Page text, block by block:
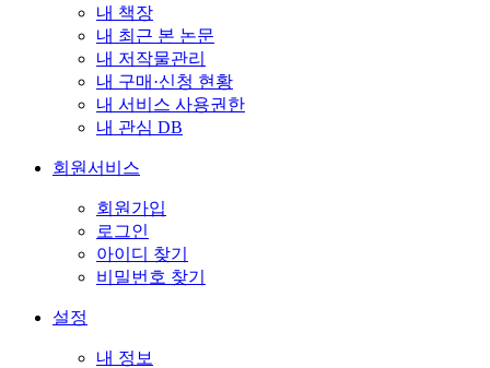
내 책장
내 최근 본 논문
내 저작물관리
내 구매·신청 현황
내 서비스 사용권한
내 관심 DB
회원서비스
회원가입
로그인
아이디 찾기
비밀번호 찾기
설정
내 정보